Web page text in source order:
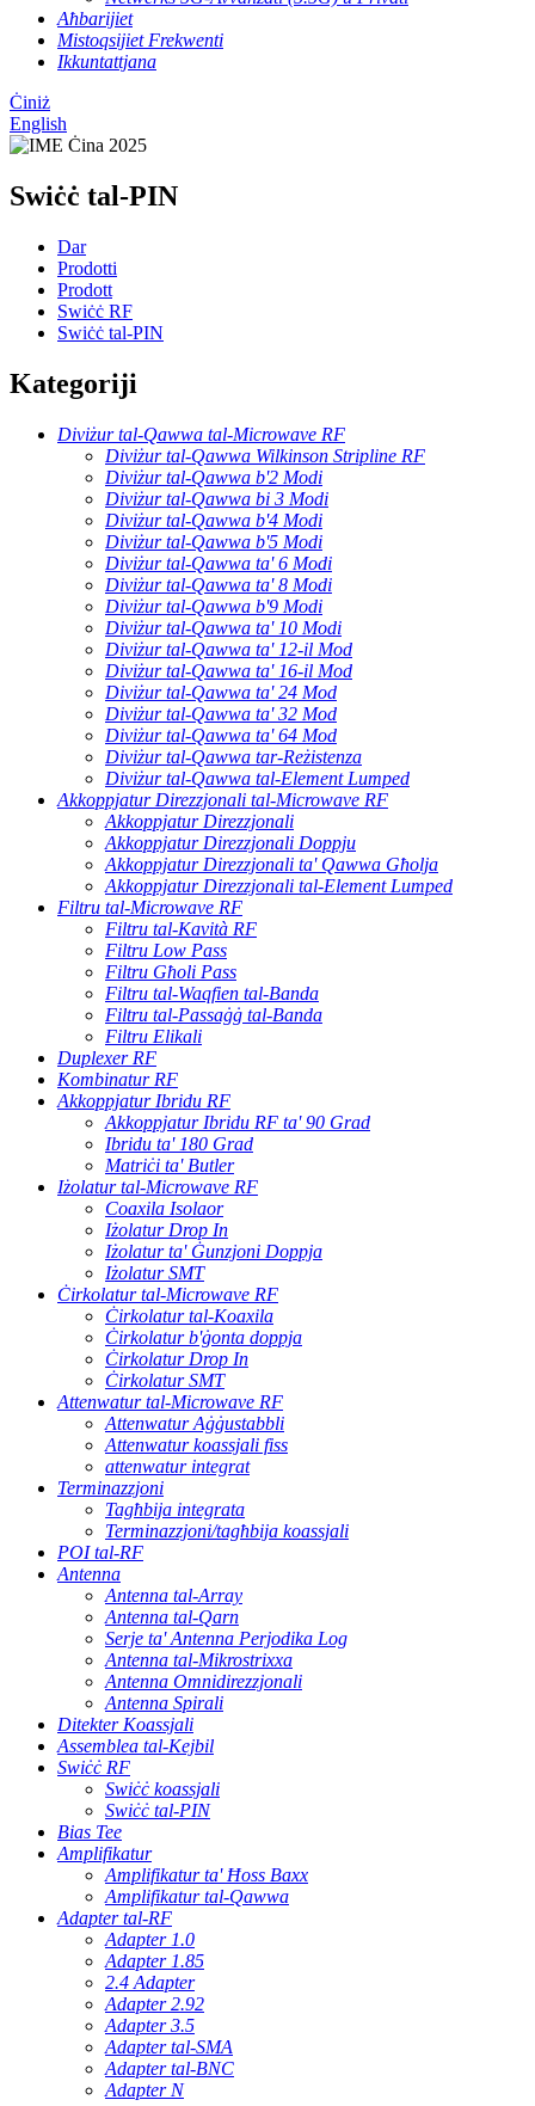
Aħbarijiet
Mistoqsijiet Frekwenti
Ikkuntattjana
Ċiniż
English
Swiċċ tal-PIN
Dar
Prodotti
Prodott
Swiċċ RF
Swiċċ tal-PIN
Kategoriji
Diviżur tal-Qawwa tal-Microwave RF
Diviżur tal-Qawwa Wilkinson Stripline RF
Diviżur tal-Qawwa b'2 Modi
Diviżur tal-Qawwa bi 3 Modi
Diviżur tal-Qawwa b'4 Modi
Diviżur tal-Qawwa b'5 Modi
Diviżur tal-Qawwa ta' 6 Modi
Diviżur tal-Qawwa ta' 8 Modi
Diviżur tal-Qawwa b'9 Modi
Diviżur tal-Qawwa ta' 10 Modi
Diviżur tal-Qawwa ta' 12-il Mod
Diviżur tal-Qawwa ta' 16-il Mod
Diviżur tal-Qawwa ta' 24 Mod
Diviżur tal-Qawwa ta' 32 Mod
Diviżur tal-Qawwa ta' 64 Mod
Diviżur tal-Qawwa tar-Reżistenza
Diviżur tal-Qawwa tal-Element Lumped
Akkoppjatur Direzzjonali tal-Microwave RF
Akkoppjatur Direzzjonali
Akkoppjatur Direzzjonali Doppju
Akkoppjatur Direzzjonali ta' Qawwa Għolja
Akkoppjatur Direzzjonali tal-Element Lumped
Filtru tal-Microwave RF
Filtru tal-Kavità RF
Filtru Low Pass
Filtru Għoli Pass
Filtru tal-Waqfien tal-Banda
Filtru tal-Passaġġ tal-Banda
Filtru Elikali
Duplexer RF
Kombinatur RF
Akkoppjatur Ibridu RF
Akkoppjatur Ibridu RF ta' 90 Grad
Ibridu ta' 180 Grad
Matriċi ta' Butler
Iżolatur tal-Microwave RF
Coaxila Isolaor
Iżolatur Drop In
Iżolatur ta' Ġunzjoni Doppja
Iżolatur SMT
Ċirkolatur tal-Microwave RF
Ċirkolatur tal-Koaxila
Ċirkolatur b'ġonta doppja
Ċirkolatur Drop In
Ċirkolatur SMT
Attenwatur tal-Microwave RF
Attenwatur Aġġustabbli
Attenwatur koassjali fiss
attenwatur integrat
Terminazzjoni
Tagħbija integrata
Terminazzjoni/tagħbija koassjali
POI tal-RF
Antenna
Antenna tal-Array
Antenna tal-Qarn
Serje ta' Antenna Perjodika Log
Antenna tal-Mikrostrixxa
Antenna Omnidirezzjonali
Antenna Spirali
Ditekter Koassjali
Assemblea tal-Kejbil
Swiċċ RF
Swiċċ koassjali
Swiċċ tal-PIN
Bias Tee
Amplifikatur
Amplifikatur ta' Ħoss Baxx
Amplifikatur tal-Qawwa
Adapter tal-RF
Adapter 1.0
Adapter 1.85
2.4 Adapter
Adapter 2.92
Adapter 3.5
Adapter tal-SMA
Adapter tal-BNC
Adapter N